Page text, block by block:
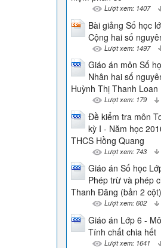
Lượt xem: 1407
Bài giảng Số học
Cộng hai số
Lượt xem: 1497
Giáo án môn Số
Nhân hai số
Huỳnh Thị Thanh Loan
Lượt xem: 179
Đề kiểm tra môn
kỳ I - Năm học
THCS Hồng Quang
Lượt xem: 743
Giáo án Số học
Phép trừ và phép
Thanh Đăng (bản 2 cột)
Lượt xem: 602
Giáo án Lớp 6 -
Tính chất chia hết
Lượt xem: 1641